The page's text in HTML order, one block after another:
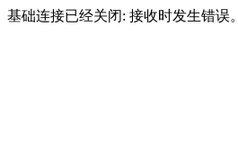
基础连接已经关闭: 接收时发生错误。